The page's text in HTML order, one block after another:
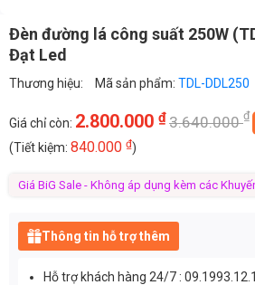
Đèn đường lá công suất 250W
Đạt Led
Thương hiệu: Mã sản phẩm: TDL-DDL250
Giá chỉ còn: 2.800.000 ₫3.640.000₫
(Tiết kiệm: 840.000 ₫)
Giá BiG Sale - Không áp dụng kèm các
Thông tin hỗ trợ thêm
Hỗ trợ khách hàng 24/7 :